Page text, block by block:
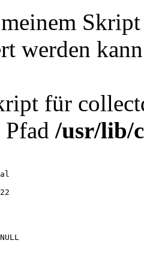
werden
für
/usr/lib/